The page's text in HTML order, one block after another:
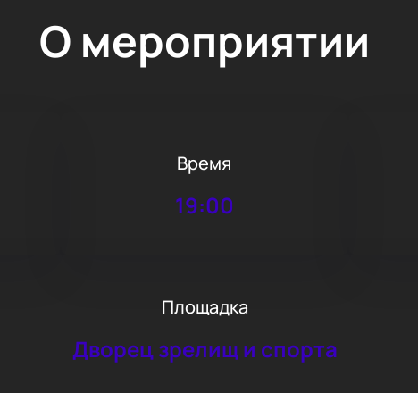
О мероприятии
Время
19:00
Площадка
Дворец зрелищ и спорта